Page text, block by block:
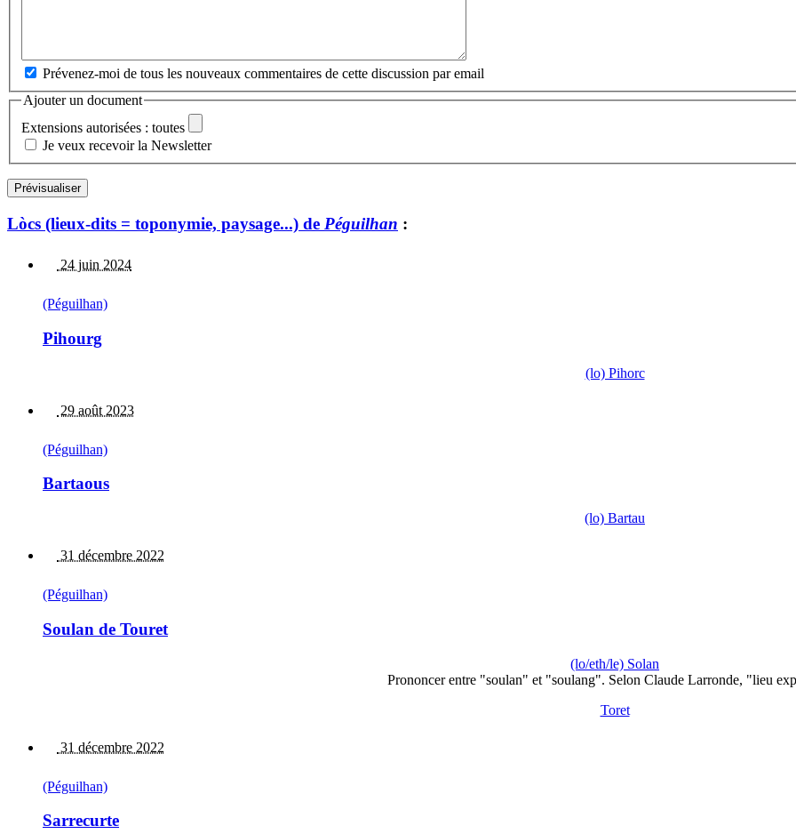
Prévenez-moi de tous les nouveaux commentaires de cette discussion par email
Ajouter un document
Extensions autorisées : toutes
Je veux recevoir la Newsletter
Lòcs (lieux-dits = toponymie, paysage...) de Péguilhan :
24 juin 2024
(Péguilhan)
Pihourg
(lo) Pihorc
29 août 2023
(Péguilhan)
Bartaous
(lo) Bartau
31 décembre 2022
(Péguilhan)
Soulan de Touret
(lo/eth/le) Solan
Prononcer entre "soulan" et "soulang". Selon Claude Larronde, "lieu
Toret
31 décembre 2022
(Péguilhan)
Sarrecurte